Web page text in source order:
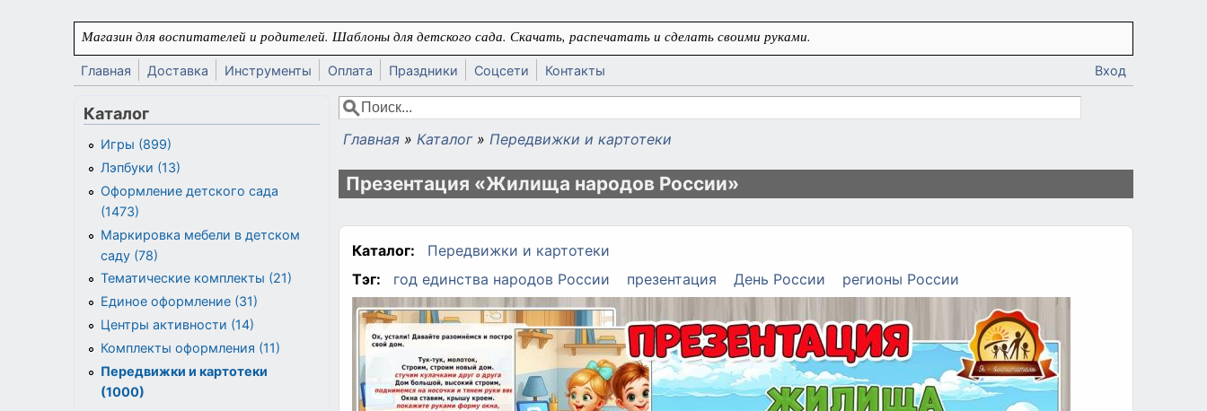
Перейти к основному содержанию
Магазин для воспитателей и родителей. Шаблоны для детского сада. Скачать, распечатать и сделать своими руками.
Главная Доставка Инструменты Оплата Праздники Соцсети Контакты Вход
Форма поиска
Поиск
Вы здесь
Главная » Каталог » Передвижки и картотеки
Презентация «Жилища народов России»
Каталог:
Передвижки и картотеки
Тэг:
год единства народов России презентация День России регионы России
Каталог
Игры (899)
Лэпбуки (13)
Оформление детского сада
(1473)
Маркировка мебели в детском
саду (78)
Тематические комплекты (21)
Единое оформление (31)
Центры активности (14)
Комплекты оформления (11)
Передвижки и картотеки
(1000)